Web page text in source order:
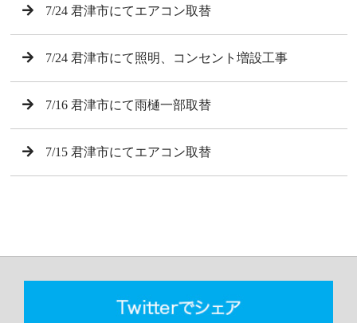
7/24 君津市にてエアコン取替
7/24 君津市にて照明、コンセント増設工事
7/16 君津市にて雨樋一部取替
7/15 君津市にてエアコン取替